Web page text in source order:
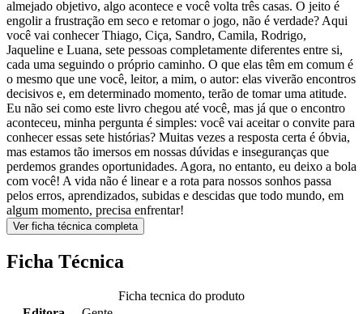
almejado objetivo, algo acontece e você volta três casas. O jeito é
engolir a frustração em seco e retomar o jogo, não é verdade? Aqui
você vai conhecer Thiago, Ciça, Sandro, Camila, Rodrigo,
Jaqueline e Luana, sete pessoas completamente diferentes entre si,
cada uma seguindo o próprio caminho. O que elas têm em comum é
o mesmo que une você, leitor, a mim, o autor: elas viverão encontros
decisivos e, em determinado momento, terão de tomar uma atitude.
Eu não sei como este livro chegou até você, mas já que o encontro
aconteceu, minha pergunta é simples: você vai aceitar o convite para
conhecer essas sete histórias? Muitas vezes a resposta certa é óbvia,
mas estamos tão imersos em nossas dúvidas e inseguranças que
perdemos grandes oportunidades. Agora, no entanto, eu deixo a bola
com você! A vida não é linear e a rota para nossos sonhos passa
pelos erros, aprendizados, subidas e descidas que todo mundo, em
algum momento, precisa enfrentar!
Ver ficha técnica completa
Ficha Técnica
Ficha tecnica do produto